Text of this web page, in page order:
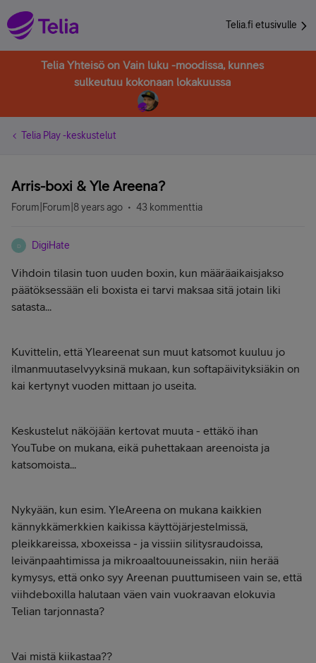
Telia.fi etusivulle
Telia Yhteisö on Vain luku -moodissa, kunnes
sulkeutuu kokonaan lokakuussa
Telia Play -keskustelut
Arris-boxi & Yle Areena?
Forum|Forum|8 years ago 43 kommenttia
D DigiHate
Vihdoin tilasin tuon uuden boxin, kun määräaikaisjakso
päätöksessään eli boxista ei tarvi maksaa sitä jotain liki
satasta...
Kuvittelin, että Yleareenat sun muut katsomot kuuluu jo
ilmanmuutaselvyyksinä mukaan, kun softapäivityksiäkin on
kai kertynyt vuoden mittaan jo useita.
Keskustelut näköjään kertovat muuta - ettäkö ihan
YouTube on mukana, eikä puhettakaan areenoista ja
katsomoista...
Nykyään, kun esim. YleAreena on mukana kaikkien
kännykkämerkkien kaikissa käyttöjärjestelmissä,
pleikkareissa, xboxeissa - ja vissiin silitysraudoissa,
leivänpaahtimissa ja mikroaaltouuneissakin, niin herää
kymysys, että onko syy Areenan puuttumiseen vain se, että
viihdeboxilla halutaan väen vain vuokraavan elokuvia
Telian tarjonnasta?
Vai mistä kiikastaa??